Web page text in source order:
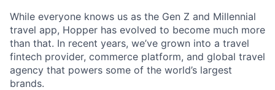
While everyone knows us as the Gen Z and Millennial
travel app, Hopper has evolved to become much more
than that. In recent years, we’ve grown into a travel
fintech provider, commerce platform, and global travel
agency that powers some of the world’s largest
brands.